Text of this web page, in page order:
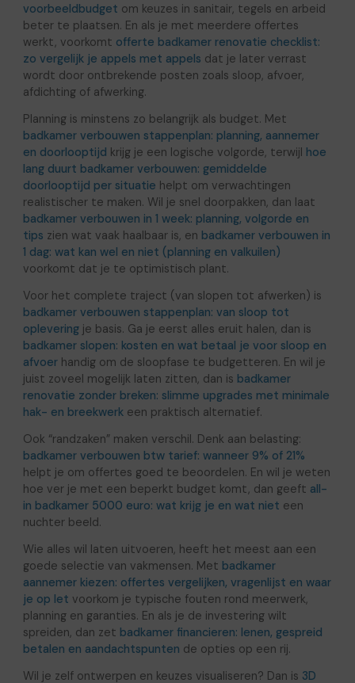
voorbeeldbudget om keuzes in sanitair, tegels en arbeid
beter te plaatsen. En als je met meerdere offertes
werkt, voorkomt offerte badkamer renovatie checklist:
zo vergelijk je appels met appels dat je later verrast
wordt door ontbrekende posten zoals sloop, afvoer,
afdichting of afwerking.
Planning is minstens zo belangrijk als budget. Met
badkamer verbouwen stappenplan: planning, aannemer
en doorlooptijd krijg je een logische volgorde, terwijl hoe
lang duurt badkamer verbouwen: gemiddelde
doorlooptijd per situatie helpt om verwachtingen
realistischer te maken. Wil je snel doorpakken, dan laat
badkamer verbouwen in 1 week: planning, volgorde en
tips zien wat vaak haalbaar is, en badkamer verbouwen in
1 dag: wat kan wel en niet (planning en valkuilen)
voorkomt dat je te optimistisch plant.
Voor het complete traject (van slopen tot afwerken) is
badkamer verbouwen stappenplan: van sloop tot
opleveringje basis. Ga je eerst alles eruit halen, dan is
badkamer slopen: kosten en wat betaal je voor sloop en
afvoerhandig om de sloopfase te budgetteren. En wil je
juist zoveel mogelijk laten zitten, dan is badkamer
renovatie zonder breken: slimme upgrades met minimale
hak- en breekwerkeen praktisch alternatief.
Ook “randzaken” maken verschil. Denk aan belasting:
badkamer verbouwen btw tarief: wanneer 9% of 21%
helpt je om offertes goed te beoordelen. En wil je weten
hoe ver je met een beperkt budget komt, dan geeft all-
in badkamer 5000 euro: wat krijg je en wat niet een
nuchter beeld.
Wie alles wil laten uitvoeren, heeft het meest aan een
goede selectie van vakmensen. Met badkamer
aannemer kiezen: offertes vergelijken, vragenlijst en waar
je op let voorkom je typische fouten rond meerwerk,
planning en garanties. En als je de investering wilt
spreiden, dan zet badkamer financieren: lenen, gespreid
betalen en aandachtspunten de opties op een rij.
Wil je zelf ontwerpen en keuzes visualiseren? Dan is 3D